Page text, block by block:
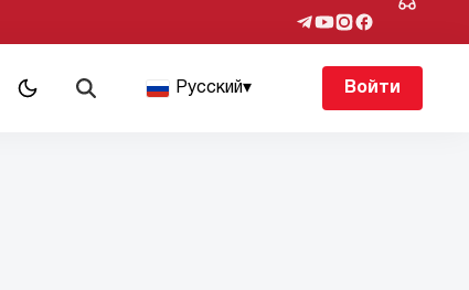
Русский▾ Войти